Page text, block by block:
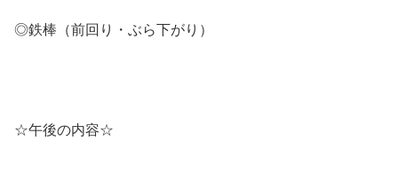
◎鉄棒（前回り・ぶら下がり）
☆午後の内容☆